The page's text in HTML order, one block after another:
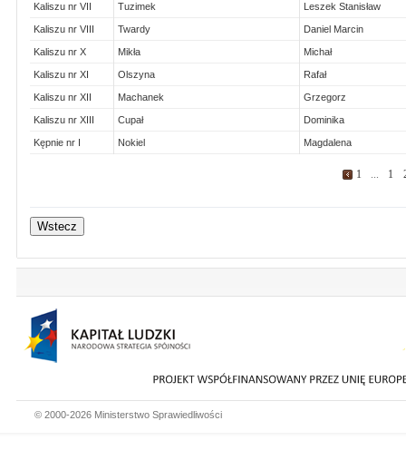
Kaliszu nr VII Tuzimek Leszek Stanisław
Kaliszu nr VIII Twardy Daniel Marcin
Kaliszu nr X Mikła Michał
Kaliszu nr XI Olszyna Rafał
Kaliszu nr XII Machanek Grzegorz
Kaliszu nr XIII Cupał Dominika
Kępnie nr I Nokiel Magdalena
1 ... 1
© 2000-2026 Ministerstwo Sprawiedliwości